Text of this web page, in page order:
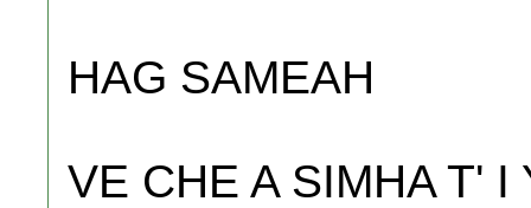
HAG SAMEAH
VE CHE A SIMHA T' I